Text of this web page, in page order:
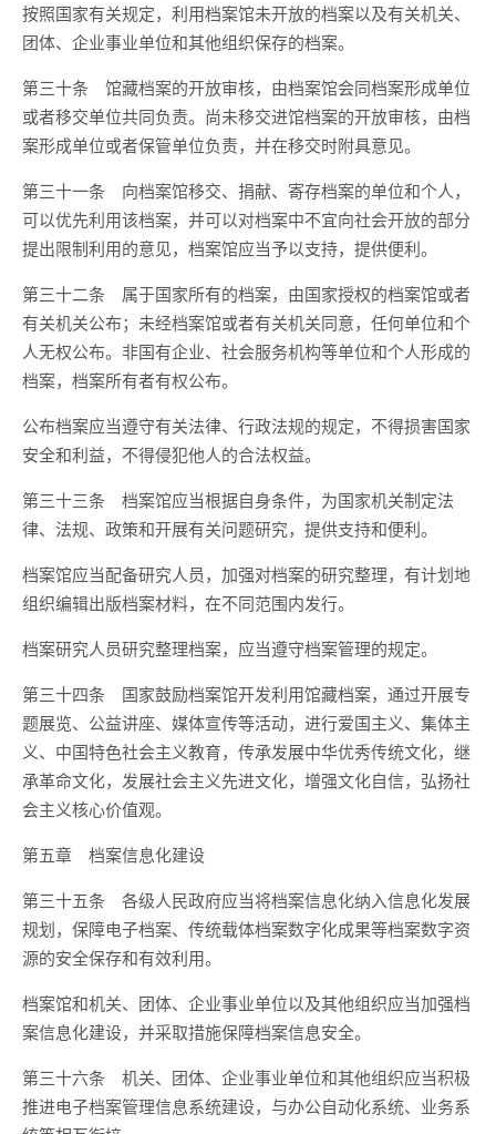
按照国家有关规定，利用档案馆未开放的档案以及有关机关、
团体、企业事业单位和其他组织保存的档案。
第三十条 馆藏档案的开放审核，由档案馆会同档案形成单位
或者移交单位共同负责。尚未移交进馆档案的开放审核，由档
案形成单位或者保管单位负责，并在移交时附具意见。
第三十一条 向档案馆移交、捐献、寄存档案的单位和个人，
可以优先利用该档案，并可以对档案中不宜向社会开放的部分
提出限制利用的意见，档案馆应当予以支持，提供便利。
第三十二条 属于国家所有的档案，由国家授权的档案馆或者
有关机关公布；未经档案馆或者有关机关同意，任何单位和个
人无权公布。非国有企业、社会服务机构等单位和个人形成的
档案，档案所有者有权公布。
公布档案应当遵守有关法律、行政法规的规定，不得损害国家
安全和利益，不得侵犯他人的合法权益。
第三十三条 档案馆应当根据自身条件，为国家机关制定法
律、法规、政策和开展有关问题研究，提供支持和便利。
档案馆应当配备研究人员，加强对档案的研究整理，有计划地
组织编辑出版档案材料，在不同范围内发行。
档案研究人员研究整理档案，应当遵守档案管理的规定。
第三十四条 国家鼓励档案馆开发利用馆藏档案，通过开展专
题展览、公益讲座、媒体宣传等活动，进行爱国主义、集体主
义、中国特色社会主义教育，传承发展中华优秀传统文化，继
承革命文化，发展社会主义先进文化，增强文化自信，弘扬社
会主义核心价值观。
第五章 档案信息化建设
第三十五条 各级人民政府应当将档案信息化纳入信息化发展
规划，保障电子档案、传统载体档案数字化成果等档案数字资
源的安全保存和有效利用。
档案馆和机关、团体、企业事业单位以及其他组织应当加强档
案信息化建设，并采取措施保障档案信息安全。
第三十六条 机关、团体、企业事业单位和其他组织应当积极
推进电子档案管理信息系统建设，与办公自动化系统、业务系